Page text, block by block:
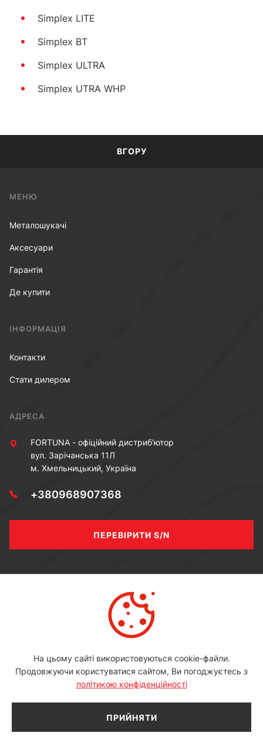
Simplex LITE
Simplex BT
Simplex ULTRA
Simplex UTRA WHP
ВГОРУ
МЕНЮ
Металошукачі
Аксесуари
Гарантія
Де купити
ІНФОРМАЦІЯ
Контакти
Стати дилером
АДРЕСА
FORTUNA - офіційний дистриб'ютор
вул. Зарічанська 11Л
м. Хмельницький, Україна
+380968907368
ПЕРЕВІРИТИ S/N
© 2026 noktadetectors.com.ua. Всі права захищені.
На цьому сайті використовуються cookie-файли.
Продовжуючи користуватися сайтом, Ви погоджуєтесь з
політикою конфіденційності
ПРИЙНЯТИ